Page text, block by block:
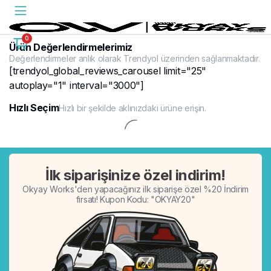
0
Ürün Değerlendirmelerimiz
Değerlendirmeler anlık olarak Trendyol üzerinden sağlanmaktadır.
[trendyol_global_reviews_carousel limit="25"
autoplay="1" interval="3000"]
Hızlı SeçimHızlı bir şekilde aklınızdaki ürüne erişin.
İlk siparişinize özel indirim!
Okyay Works'den yapacağınız ilk siparişe özel %20 İndirim
fırsatı! Kupon Kodu: "OKYAY20"
%20